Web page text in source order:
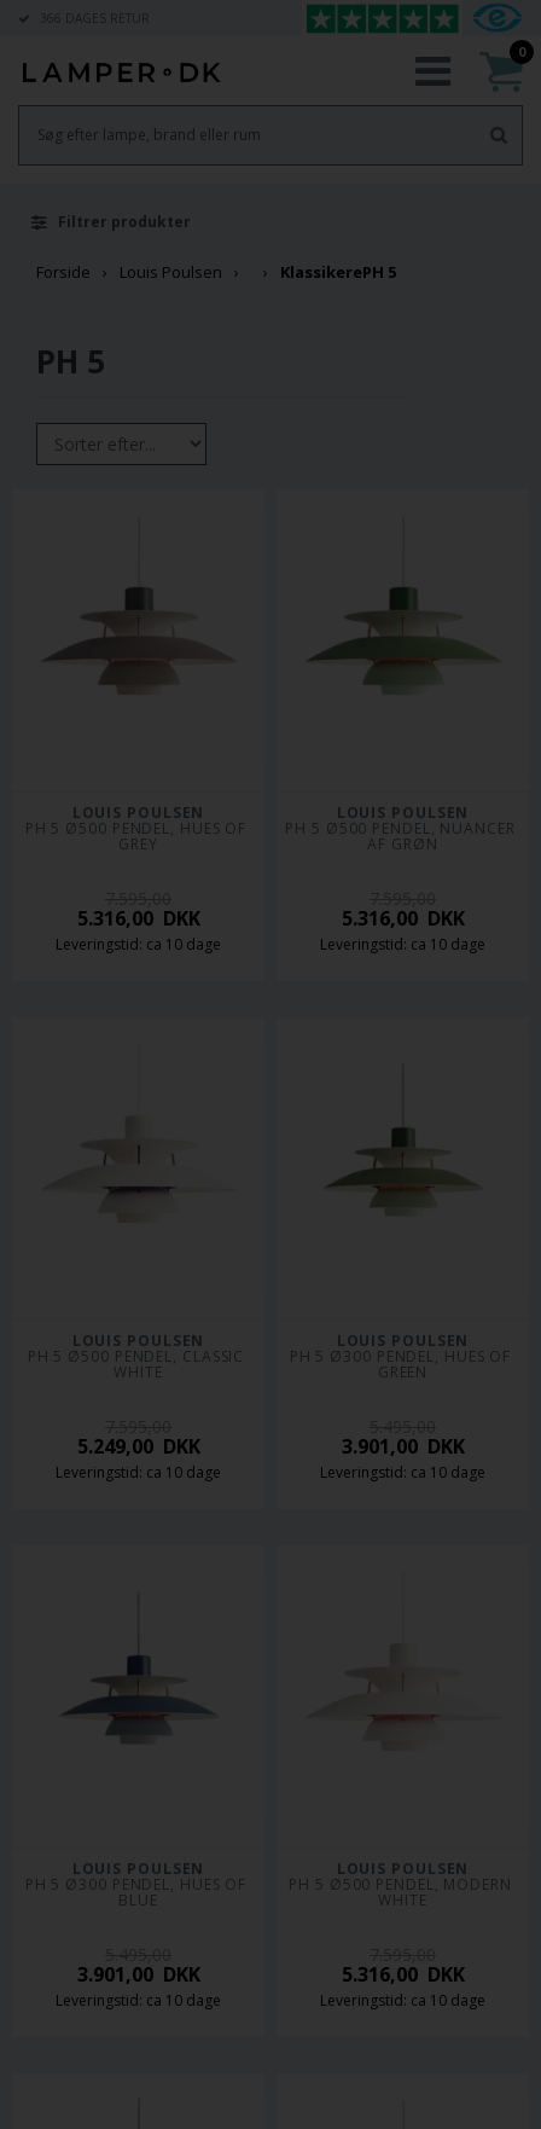
366 DAGES RETUR
0
Filtrer produkter
Forside Louis Poulsen KlassikerePH 5
PH 5
LOUIS POULSEN
PH 5 Ø500 PENDEL, HUES OF
GREY
5.316,00DKK
Leveringstid: ca 10 dage
LOUIS POULSEN
PH 5 Ø500 PENDEL, NUANCER
AF GRØN
5.316,00DKK
Leveringstid: ca 10 dage
LOUIS POULSEN
PH 5 Ø500 PENDEL, CLASSIC
WHITE
5.249,00DKK
Leveringstid: ca 10 dage
LOUIS POULSEN
PH 5 Ø300 PENDEL, HUES OF
GREEN
3.901,00DKK
Leveringstid: ca 10 dage
LOUIS POULSEN
PH 5 Ø300 PENDEL, HUES OF
BLUE
3.901,00DKK
Leveringstid: ca 10 dage
LOUIS POULSEN
PH 5 Ø500 PENDEL, MODERN
WHITE
5.316,00DKK
Leveringstid: ca 10 dage